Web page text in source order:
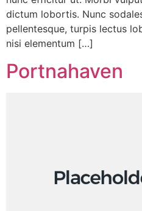
dictum lobortis. Nunc
pellentesque, turpis lectus
nisi elementum […]
Portnahaven